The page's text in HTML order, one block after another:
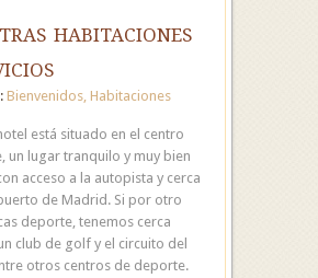
habitaciones
Bienvenidos, Habitaciones
está situado en el centro
un lugar tranquilo y muy bien
acceso a la autopista y cerca
de Madrid. Si por otro
deporte, tenemos cerca
club de golf y el circuito del
otros centros de deporte.